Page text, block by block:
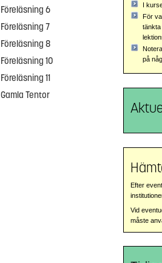
Föreläsning 6
Föreläsning 7
Föreläsning 8
Föreläsning 10
Föreläsning 11
Gamla Tentor
I
För
på
Efter
Vid
måste